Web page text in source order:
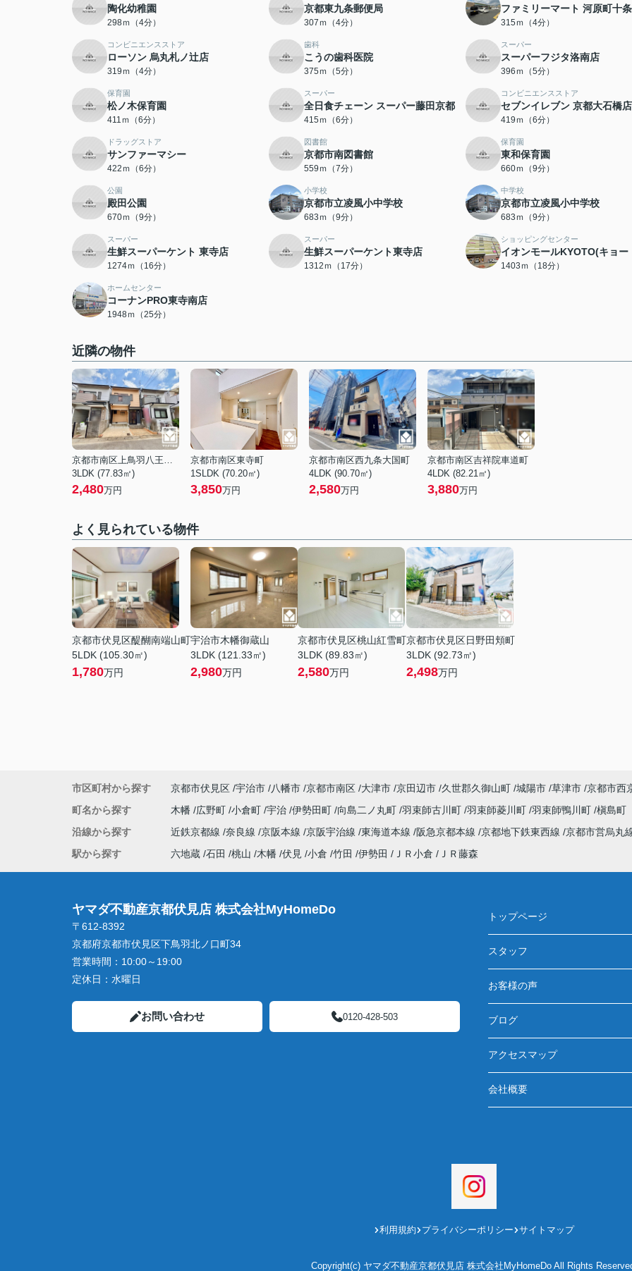
陶化幼稚園
298ｍ（4分）
京都東九条郵便局
307ｍ（4分）
ファミリーマート 河原町十
315ｍ（4分）
コンビニエンスストア
ローソン 烏丸札ノ辻店
319ｍ（4分）
歯科
こうの歯科医院
375ｍ（5分）
スーパー
スーパーフジタ洛南店
396ｍ（5分）
保育園
松ノ木保育園
411ｍ（6分）
スーパー
全日食チェーン スーパー藤田京都
415ｍ（6分）
コンビニエンスストア
セブンイレブン 京都大石橋店
419ｍ（6分）
ドラッグストア
サンファーマシー
422ｍ（6分）
図書館
京都市南図書館
559ｍ（7分）
保育園
東和保育園
660ｍ（9分）
公園
殿田公園
670ｍ（9分）
小学校
京都市立凌風小中学校
683ｍ（9分）
中学校
京都市立凌風小中学校
683ｍ（9分）
スーパー
生鮮スーパーケント 東寺店
1274ｍ（16分）
スーパー
生鮮スーパーケント東寺店
1312ｍ（17分）
ショッピングセンター
イオンモールKYOTO(キョー
1403ｍ（18分）
ホームセンター
コーナンPRO東寺南店
1948ｍ（25分）
近隣の物件
京都市南区上鳥羽八王神町
3LDK (77.83㎡)
2,480万円
京都市南区東寺町
1SLDK (70.20㎡)
3,850万円
京都市南区西九条大国町
4LDK (90.70㎡)
2,580万円
京都市南区吉祥院車道町
4LDK (82.21㎡)
3,880万円
よく見られている物件
京都市伏見区醍醐南端山町
5LDK (105.30㎡)
1,780万円
宇治市木幡御蔵山
3LDK (121.33㎡)
2,980万円
京都市伏見区桃山紅雪町
3LDK (89.83㎡)
2,580万円
京都市伏見区日野田頬町
3LDK (92.73㎡)
2,498万円
市区町村から探す 京都市伏見区 宇治市 八幡市 京都市南区 大津市 京田辺市 久世郡久御山町 城陽市 草津市 京都市西
町名から探す
木幡 広野町 小倉町 宇治 伊勢田町 向島二ノ丸町 羽束師古川町 羽束師菱川町 羽束師鴨川町 槇島町
沿線から探す
近鉄京都線 奈良線 京阪本線 京阪宇治線 東海道本線 阪急京都本線 京都地下鉄東西線 京都市営烏丸
駅から探す
六地蔵 石田 桃山 木幡 伏見 小倉 竹田 伊勢田 ＪＲ小倉 ＪＲ藤森
ヤマダ不動産京都伏見店 株式会社MyHomeDo
〒612-8392
京都府京都市伏見区下鳥羽北ノ口町34
営業時間： 10:00～19:00
定休日： 水曜日
お問い合わせ 0120-428-503
トップページ
スタッフ
お客様の声
ブログ
アクセスマップ
会社概要
利用規約 プライバシーポリシー サイトマップ
Copyright(c) ヤマダ不動産京都伏見店 株式会社MyHomeDo All Rights